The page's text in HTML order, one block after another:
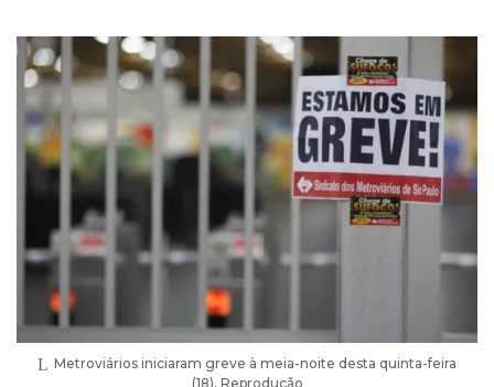
Metroviários iniciaram greve à meia-noite desta quinta-feira
(18). Reprodução